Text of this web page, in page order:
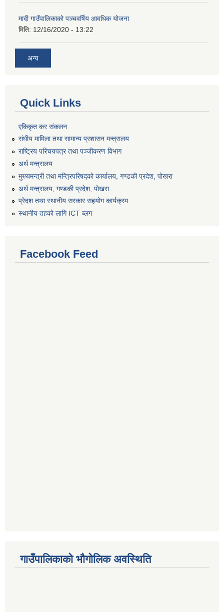
मादी गाउँपालिकाको पञ्चवर्षिय आवधिक योजना
मिति: 12/16/2020 - 13:22
अन्य
Quick Links
एकिकृत कर संकलन
संघीय मामिला तथा सामान्य प्रशासन मन्त्रालय
राष्ट्रिय परिचयपत्र तथा पञ्जीकरण विभाग
अर्थ मन्त्रालय
मुख्यमन्त्री तथा मन्त्रिपरिषद्को कार्यालय, गण्डकी प्रदेश, पोखरा
अर्थ मन्त्रालय, गण्डकी प्रदेश, पोखरा
प्रेदश तथा स्थानीय सरकार सहयोग कार्यक्रम
स्थानीय तहको लागि ICT ब्लग
Facebook Feed
गाउँपालिकाको भौगोलिक अवस्थिति